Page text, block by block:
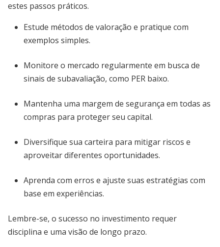
estes passos práticos.
Estude métodos de valoração e pratique com
exemplos simples.
Monitore o mercado regularmente em busca de
sinais de subavaliação, como PER baixo.
Mantenha uma margem de segurança em todas as
compras para proteger seu capital.
Diversifique sua carteira para mitigar riscos e
aproveitar diferentes oportunidades.
Aprenda com erros e ajuste suas estratégias com
base em experiências.
Lembre-se, o sucesso no investimento requer
disciplina e uma visão de longo prazo.